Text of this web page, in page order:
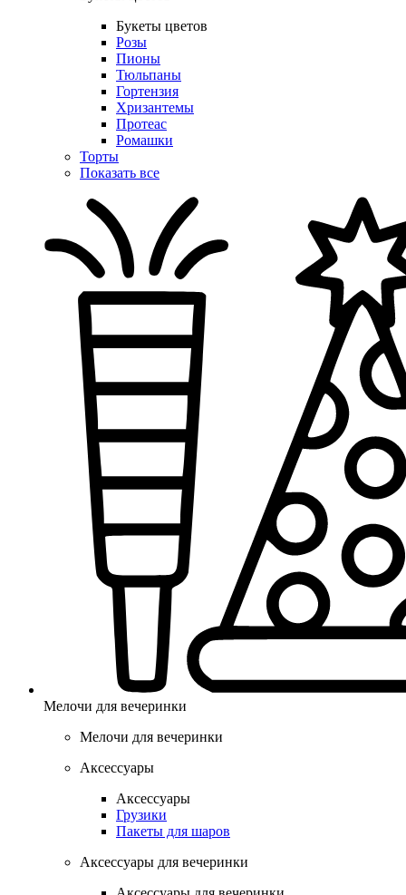
Букеты цветов
Розы
Пионы
Тюльпаны
Гортензия
Хризантемы
Протеас
Ромашки
Торты
Показать все
Мелочи для вечеринки
Мелочи для вечеринки
Аксессуары
Аксессуары
Грузики
Пакеты для шаров
Аксессуары для вечеринки